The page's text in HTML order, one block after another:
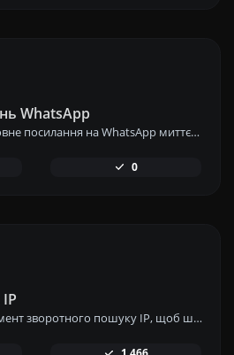
WhatsApp
Створіть своє безкоштовне посилання на WhatsApp миттєво за допомогою нашого генератора посилань WhatsApp. Додайте власне повідомлення та починайте чати в один клік – без входу в систему або кодування.
0
Використовуйте інструмент зворотного пошуку IP, щоб швидко та легко знайти домен або хост, пов'язаний з будь-якою IP-адресою.